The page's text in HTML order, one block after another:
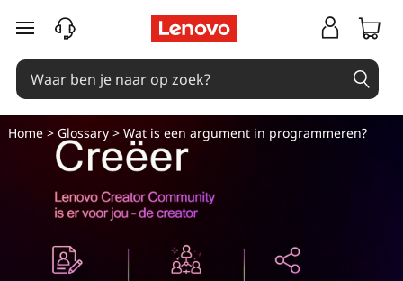
W
a
Ga naar de hoofdinhoud
Home> Glossary> Wat is een argument in programmeren?